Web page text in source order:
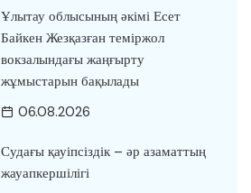
Ұлытау облысының әкімі Есет
Байкен Жезқазған теміржол
вокзалындағы жаңғырту
жұмыстарын бақылады
06.08.2026
Судағы қауіпсіздік – әр азаматтың
жауапкершілігі